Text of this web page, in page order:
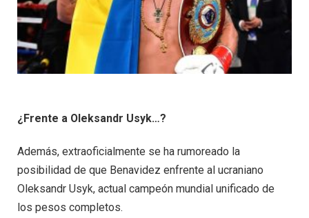
¿Frente a Oleksandr Usyk…?
Además, extraoficialmente se ha rumoreado la
posibilidad de que Benavidez enfrente al ucraniano
Oleksandr Usyk, actual campeón mundial unificado de
los pesos completos.